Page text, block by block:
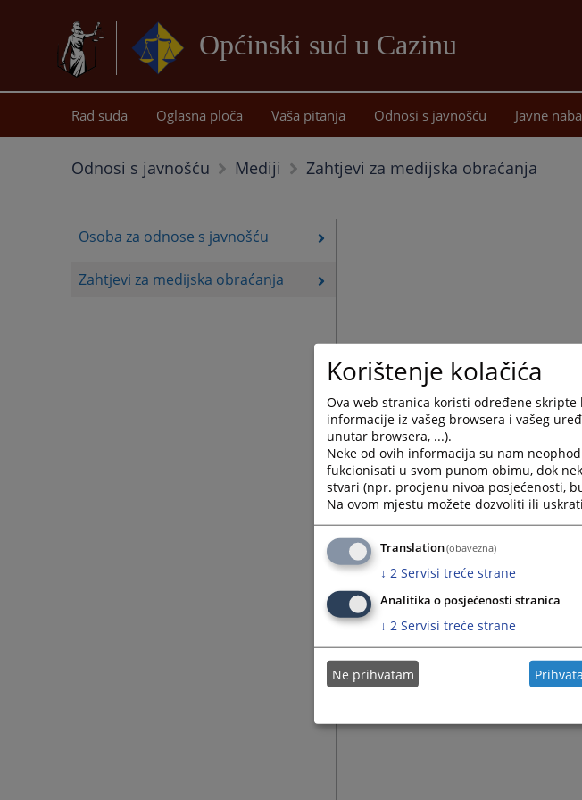
Općinski sud u Cazinu
sadržaj
Rad suda Oglasna ploča Vaša pitanja Odnosi s javnošću Javne
Odnosi s javnošću Mediji Zahtjevi za medijska obraćanja
Osoba za odnose s javnošću
Zahtjevi za medijska obraćanja
Korištenje kolačića
Ova web stranica koristi određene
informacije iz vašeg browsera i vašeg
unutar browsera, ...).
Neke od ovih informacija su nam
fukcionisati u svom punom obimu, dok
stvari (npr. procjenu nivoa posjećenosti,
Na ovom mjestu možete dozvoliti ili
Translation(obavezna)
↓ 2 Servisi treće strane
Analitika o posjećenosti stranica
↓ 2 Servisi treće strane
Ne prihvatam